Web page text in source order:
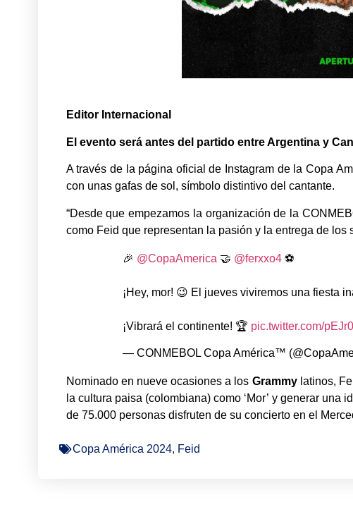
Editor Internacional
El evento será antes del partido entre Argentina y
A través de la página oficial de Instagram de la Copa
con unas gafas de sol, símbolo distintivo del cantante.
“Desde que empezamos la organización de la
como Feid que representan la pasión y la entrega de
🎉 @CopaAmerica 🤝 @ferxxo4⚽️
¡Hey, mor! 😉 El jueves viviremos una fiesta
¡Vibrará el continente! 🏆 pic.twitter.com/
— CONMEBOL Copa América™️
Nominado en nueve ocasiones a los Grammylatinos,
la cultura paisa (colombiana) como ‘Mor’ y generar
de 75.000 personas disfruten de su concierto en el
Copa América 2024, Feid